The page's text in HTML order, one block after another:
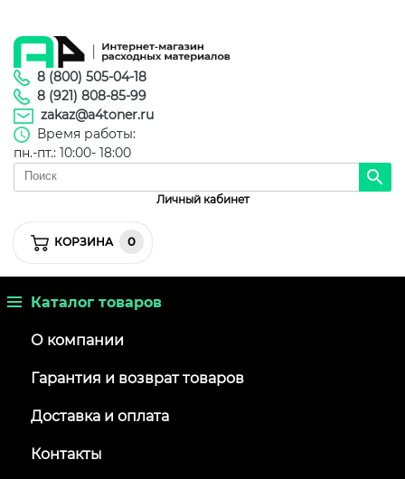
8 (800) 505-04-18
8 (921) 808-85-99
zakaz@a4toner.ru
Время работы:
пн.-пт.: 10:00- 18:00
Личный кабинет
КОРЗИНА 0
Каталог товаров
О компании
Гарантия и возврат товаров
Доставка и оплата
Контакты